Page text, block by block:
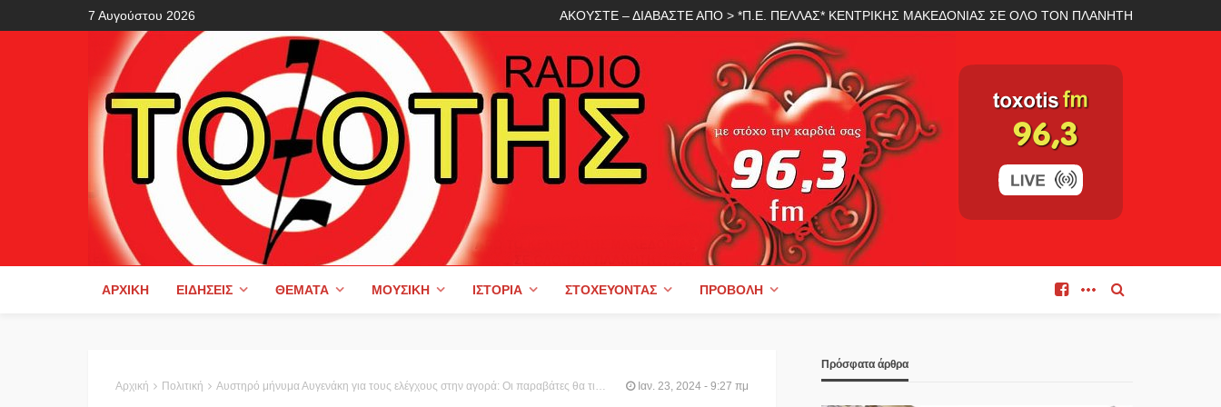
7 Αυγούστου 2026 ΑΚΟΥΣΤΕ – ΔΙΑΒΑΣΤΕ ΑΠΟ > *Π.Ε. ΠΕΛΛΑΣ* ΚΕΝΤΡΙΚΗΣ ΜΑΚΕΔΟΝΙΑΣ ΣΕ ΟΛΟ ΤΟΝ ΠΛΑΝΗΤΗ
ΑΡΧΙΚΉ ΕΙΔΉΣΕΙΣ ΘΈΜΑΤΑ ΜΟΥΣΙΚΉ ΙΣΤΟΡΊΑ ΣΤΟΧΕΎΟΝΤΑΣ ΠΡΟΒΟΛΉ
Αρχική Πολιτική Αυστηρό μήνυμα Αυγενάκη για τους ελέγχους στην αγορά: Οι παραβάτες θα τιμωρηθούν όποιοι κι αν είναι- Δεν παίζουμε με την τιμή του γάλακτος και την ποιότητα της φέτας Ιαν. 23, 2024 - 9:27 πμ
Πρόσφατα άρθρα